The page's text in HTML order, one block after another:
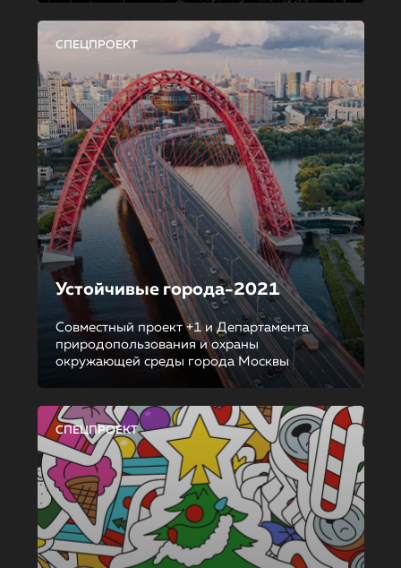
СПЕЦПРОЕКТ
Устойчивые города-2021
Совместный проект +1 и Департамента
природопользования и охраны
окружающей среды города Москвы
СПЕЦПРОЕКТ